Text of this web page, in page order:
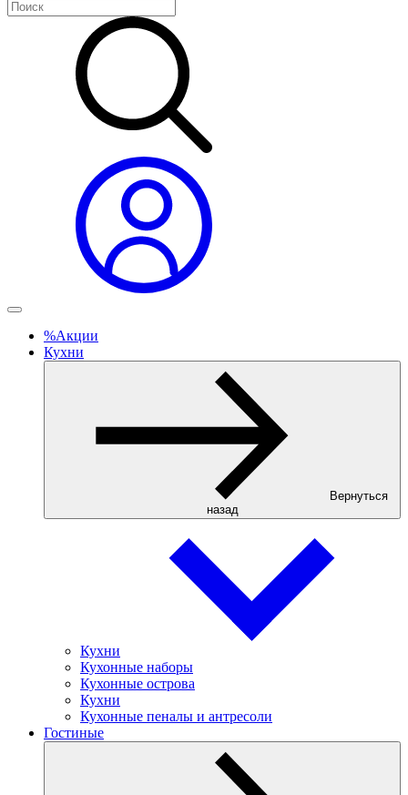
%Акции
Кухни
Вернуться
назад
Кухни
Кухонные наборы
Кухонные острова
Кухни
Кухонные пеналы и антресоли
Гостиные